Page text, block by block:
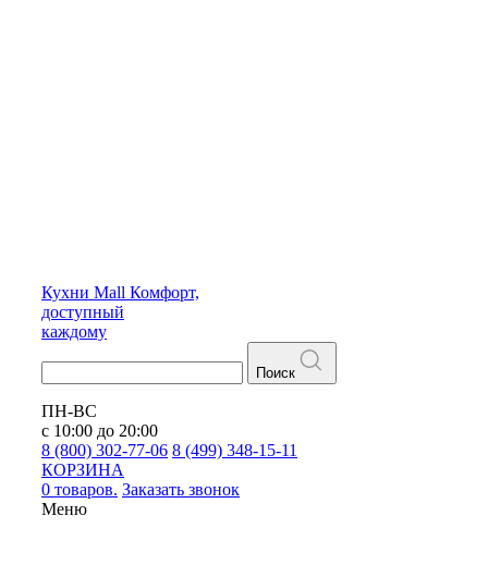
Кухни Mall Комфорт,
доступный
каждому
Поиск
ПН-ВС
с 10:00 до 20:00
8 (800) 302-77-06 8 (499) 348-15-11
КОРЗИНА
0 товаров. Заказать звонок
Меню